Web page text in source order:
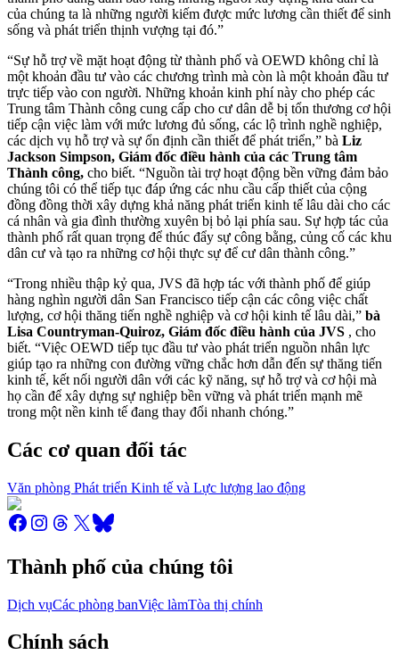
của chúng ta là những người kiếm được mức lương cần thiết để sinh
sống và phát triển thịnh vượng tại đó.”
“Sự hỗ trợ về mặt hoạt động từ thành phố và OEWD không chỉ là
một khoản đầu tư vào các chương trình mà còn là một khoản đầu tư
trực tiếp vào con người. Những khoản kinh phí này cho phép các
Trung tâm Thành công cung cấp cho cư dân dễ bị tổn thương cơ hội
tiếp cận việc làm với mức lương đủ sống, các lộ trình nghề nghiệp,
các dịch vụ hỗ trợ và sự ổn định cần thiết để phát triển,” bà Liz
Jackson Simpson, Giám đốc điều hành của các Trung tâm
Thành công, cho biết. “Nguồn tài trợ hoạt động bền vững đảm bảo
chúng tôi có thể tiếp tục đáp ứng các nhu cầu cấp thiết của cộng
đồng đồng thời xây dựng khả năng phát triển kinh tế lâu dài cho các
cá nhân và gia đình thường xuyên bị bỏ lại phía sau. Sự hợp tác của
thành phố rất quan trọng để thúc đẩy sự công bằng, củng cố các khu
dân cư và tạo ra những cơ hội thực sự để cư dân thành công.”
“Trong nhiều thập kỷ qua, JVS đã hợp tác với thành phố để giúp
hàng nghìn người dân San Francisco tiếp cận các công việc chất
lượng, cơ hội thăng tiến nghề nghiệp và cơ hội kinh tế lâu dài,” bà
Lisa Countryman-Quiroz, Giám đốc điều hành của JVS , cho
biết. “Việc OEWD tiếp tục đầu tư vào phát triển nguồn nhân lực
giúp tạo ra những con đường vững chắc hơn dẫn đến sự thăng tiến
kinh tế, kết nối người dân với các kỹ năng, sự hỗ trợ và cơ hội mà
họ cần để xây dựng sự nghiệp bền vững và phát triển mạnh mẽ
trong một nền kinh tế đang thay đổi nhanh chóng.”
Các cơ quan đối tác
Văn phòng Phát triển Kinh tế và Lực lượng lao động
Thành phố của chúng tôi
Dịch vụCác phòng banViệc làmTòa thị chính
Chính sách